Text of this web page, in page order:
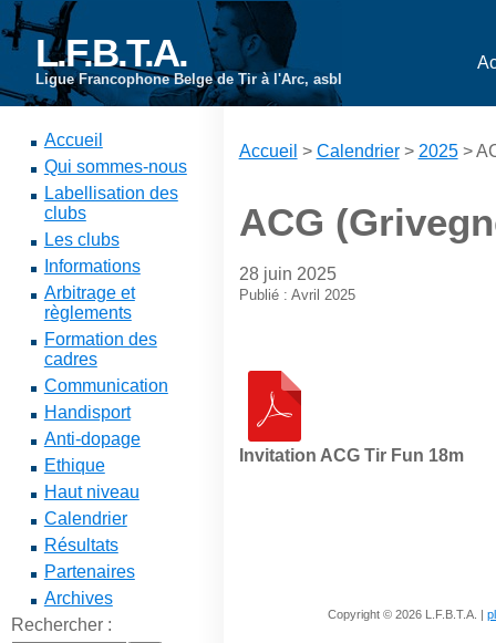
L.F.B.T.A.
Ligue Francophone Belge de Tir à l'Arc, asbl
Accueil
Qui sommes-nous
Labellisation des
clubs
Les clubs
Informations
Arbitrage et
règlements
Formation des
cadres
Communication
Handisport
Anti-dopage
Ethique
Haut niveau
Calendrier
Résultats
Partenaires
Archives
Rechercher :
Accueil > Calendrier> 2025>
ACG
28 juin 2025
Publié : Avril 2025
Invitation ACG Tir Fun 18m
Copyright © 2026 L.F.B.T.A. |